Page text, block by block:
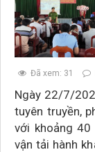
Đã xem: 31
Ngày 22/7/
tuyên truyền,
với khoảng
vận tải hành